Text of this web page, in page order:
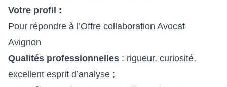
Votre profil :
Pour répondre à l’Offre collaboration Avocat
Avignon
Qualités professionnelles : rigueur, curiosité,
excellent esprit d’analyse ;